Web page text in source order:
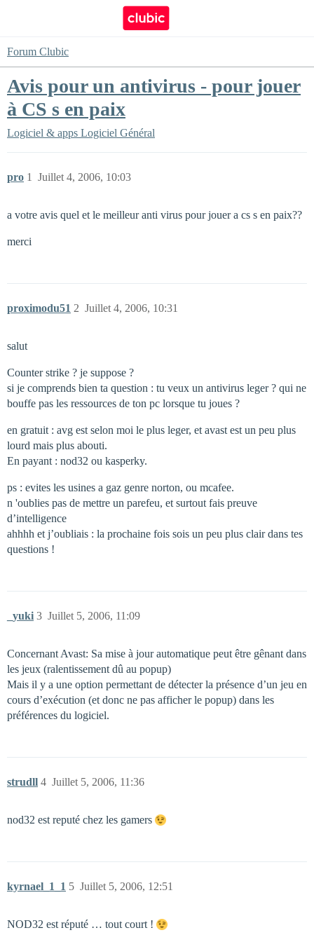
Forum Clubic
Avis pour un antivirus - pour jouer
à CS s en paix
Logiciel & apps Logiciel Général
pro Juillet 4, 2006, 10:03
1
a votre avis quel et le meilleur anti virus pour jouer a cs s en paix??
merci
proximodu51 Juillet 4, 2006, 10:31
2
salut
Counter strike ? je suppose ?
si je comprends bien ta question : tu veux un antivirus leger ? qui ne
bouffe pas les ressources de ton pc lorsque tu joues ?
en gratuit : avg est selon moi le plus leger, et avast est un peu plus
lourd mais plus abouti.
En payant : nod32 ou kasperky.
ps : evites les usines a gaz genre norton, ou mcafee.
n 'oublies pas de mettre un parefeu, et surtout fais preuve
d’intelligence
ahhhh et j’oubliais : la prochaine fois sois un peu plus clair dans tes
questions !
_yuki Juillet 5, 2006, 11:09
3
Concernant Avast: Sa mise à jour automatique peut être gênant dans
les jeux (ralentissement dû au popup)
Mais il y a une option permettant de détecter la présence d’un jeu en
cours d’exécution (et donc ne pas afficher le popup) dans les
préférences du logiciel.
strudll Juillet 5, 2006, 11:36
4
nod32 est reputé chez les gamers
kyrnael_1_1 Juillet 5, 2006, 12:51
5
NOD32 est réputé … tout court !